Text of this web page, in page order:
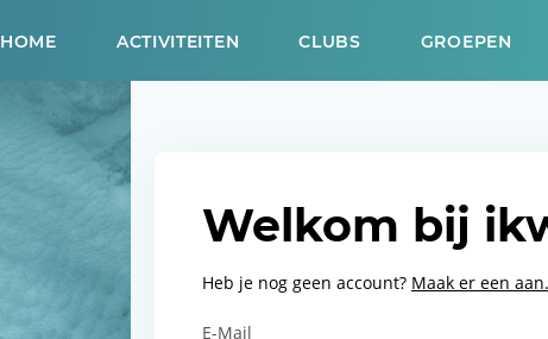
HOME ACTIVITEITEN CLUBS GROEPEN
Welkom bij
Heb je nog geen account? Maak er een aan.
E-Mail